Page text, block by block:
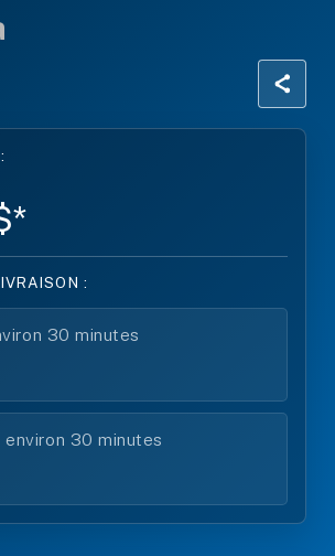
:
30 minutes
environ 30 minutes